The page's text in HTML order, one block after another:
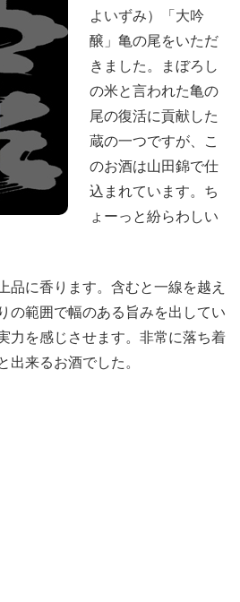
よいずみ）「大吟
醸」亀の尾をいただ
きました。まぼろし
の米と言われた亀の
尾の復活に貢献した
蔵の一つですが、こ
のお酒は山田錦で仕
込まれています。ち
ょーっと紛らわしい
に香ります。含むと一線を越え
の範囲で幅のある旨みを出してい
力を感じさせます。非常に落ち着
出来るお酒でした。